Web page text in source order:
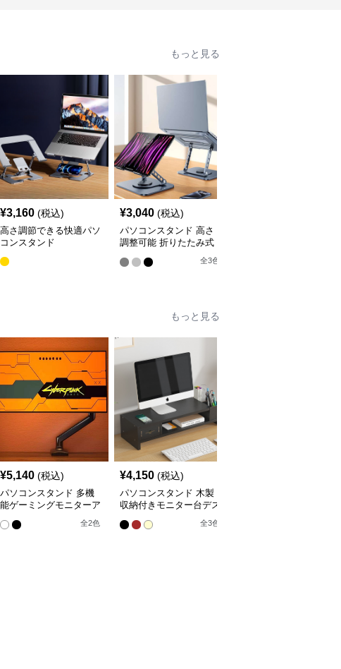
もっと見る
¥3,160 (税込)
高さ調節できる快適パソ
コンスタンド
¥3,040 (税込)
パソコンスタンド 高さ
調整可能 折りたたみ式
全3色
もっと見る
¥5,140 (税込)
パソコンスタンド 多機
能ゲーミングモニターア
全2色
¥4,150 (税込)
パソコンスタンド 木製
収納付きモニター台デス
全3色